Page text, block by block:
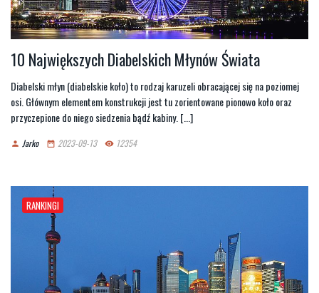
10 Największych Diabelskich Młynów Świata
Diabelski młyn (diabelskie koło) to rodzaj karuzeli obracającej się na poziomej
osi. Głównym elementem konstrukcji jest tu zorientowane pionowo koło oraz
przyczepione do niego siedzenia bądź kabiny. [...]
person Jarko date_range 2023-09-13 remove_red_eye 12354
RANKINGI